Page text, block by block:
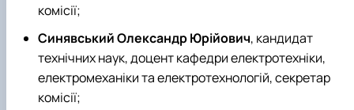
комісії;
Синявський Олександр Юрійович, кандидат
технічних наук, доцент кафедри електротехніки,
електромеханіки та електротехнологій, секретар
комісії;